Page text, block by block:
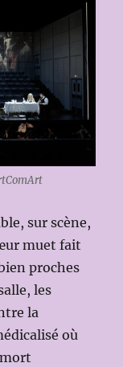
sur scène,
muet fait
proches
les
la
où